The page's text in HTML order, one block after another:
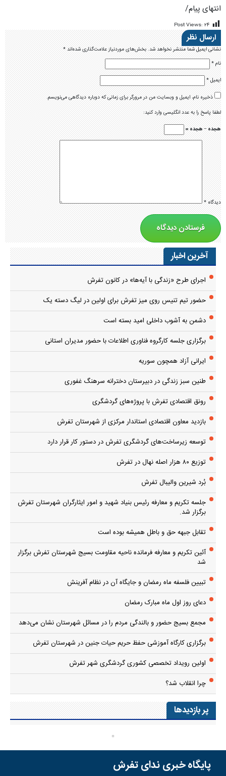
انتهای پیام/
Post Views: ۲۴
ارسال نظر
نشانی ایمیل شما منتشر نخواهد شد.بخش‌های موردنیاز علامت‌گذاری شده‌اند*
نام*
ایمیل*
ذخیره نام، ایمیل و وبسایت من در مرورگر برای زمانی که دوباره دیدگاهی می‌نویسم.
لطفا پاسخ را به عدد انگلیسی وارد کنید:
هجده − هجده =
دیدگاه*
آخرین اخبار
اجرای طرح «زندگی با آیه‌ها» در کانون تفرش
حضور تیم تنیس روی میز تفرش برای اولین در لیگ دسته یک
دشمن به آشوب داخلی امید بسته است
برگزاری جلسه کارگروه فناوری اطلاعات با حضور مدیران استانی
ایرانی آزاد همچون سوریه
طنین سبز زندگی در دبیرستان دخترانه سرهنگ غفوری
رونق اقتصادی تفرش با پروژه‌های گردشگری
بازدید معاون اقتصادی استاندار مرکزی از شهرستان تفرش
توسعه زیرساخت‌های گردشگری تفرش در دستور کار قرار دارد
توزیع ۸۰ هزار اصله نهال در تفرش
بُرد شیرین والیبال تفرش
جلسه تکریم و معارفه رئیس بنیاد شهید و امور ایثارگران شهرستان تفرش
برگزار شد.
تقابل جبهه حق و باطل همیشه بوده است
آئین تکریم و معارفه فرمانده ناحیه مقاومت بسیج شهرستان تفرش برگزار
شد
تبیین فلسفه ماه رمضان و جایگاه آن در نظام آفرینش
دعای روز اول ماه مبارک رمضان
مجمع بسیج حضور و بالندگی مردم را در مسائل شهرستان نشان می‌دهد
برگزاری کارگاه آموزشی حفظ حریم حیات جنین در شهرستان تفرش
اولین رویداد تخصصی کشوری گردشگری شهر تفرش
چرا انقلاب شد؟
پر بازدیدها
پایگاه خبری ندای تفرش